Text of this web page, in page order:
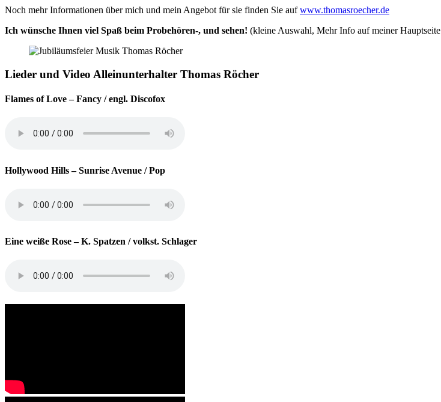
Noch mehr Informationen über mich und mein Angebot für sie finden Sie aufwww.thomasroecher.de
Ich wünsche Ihnen viel Spaß beim Probehören-, und sehen! (kleine Auswahl, Mehr Info auf meiner Hauptseite
Lieder und Video Alleinunterhalter Thomas Röcher
Flames of Love– Fancy / engl. Discofox
Hollywood Hills– Sunrise Avenue / Pop
Eine weiße Rose– K. Spatzen / volkst. Schlager